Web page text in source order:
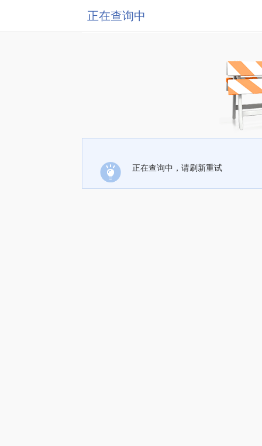
正在查询中
正在查询中，请刷新重试